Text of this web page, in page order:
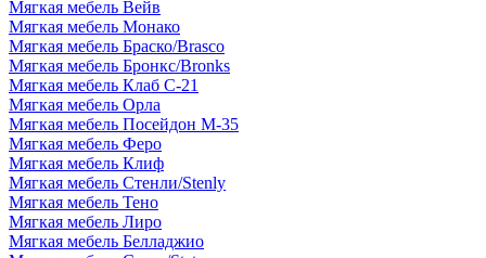
Мягкая мебель Вейв
Мягкая мебель Монако
Мягкая мебель Браско/Brasco
Мягкая мебель Бронкс/Bronks
Мягкая мебель Клаб С-21
Мягкая мебель Орла
Мягкая мебель Посейдон М-35
Мягкая мебель Феро
Мягкая мебель Клиф
Мягкая мебель Стенли/Stenly
Мягкая мебель Тено
Мягкая мебель Лиро
Мягкая мебель Белладжио